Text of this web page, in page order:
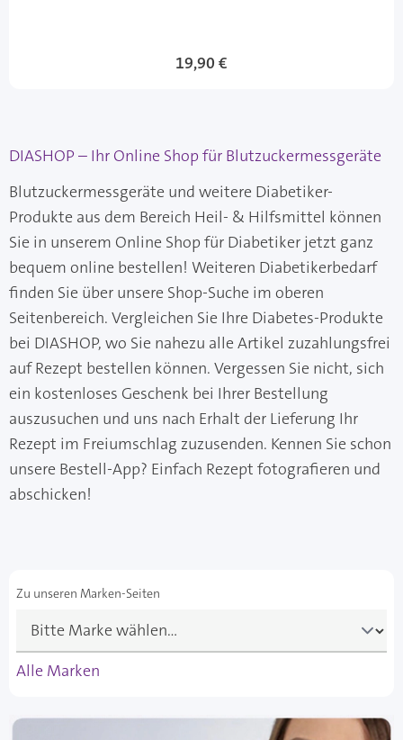
19,90 €
DIASHOP – Ihr Online Shop für Blutzuckermessgeräte
Blutzuckermessgeräte und weitere Diabetiker-
Produkte aus dem Bereich Heil- & Hilfsmittel können
Sie in unserem Online Shop für Diabetiker jetzt ganz
bequem online bestellen! Weiteren Diabetikerbedarf
finden Sie über unsere Shop-Suche im oberen
Seitenbereich. Vergleichen Sie Ihre Diabetes-Produkte
bei DIASHOP, wo Sie nahezu alle Artikel zuzahlungsfrei
auf Rezept bestellen können. Vergessen Sie nicht, sich
ein kostenloses Geschenk bei Ihrer Bestellung
auszusuchen und uns nach Erhalt der Lieferung Ihr
Rezept im Freiumschlag zuzusenden. Kennen Sie schon
unsere Bestell-App? Einfach Rezept fotografieren und
abschicken!
Zu unseren Marken-Seiten
Alle Marken